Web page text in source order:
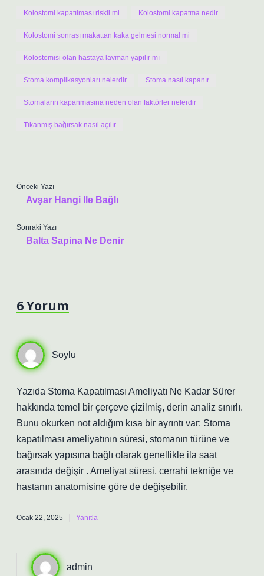
Kolostomi kapatılması riskli mi Kolostomi kapatma nedir
Kolostomi sonrası makattan kaka gelmesi normal mi
Kolostomisi olan hastaya lavman yapılır mı
Stoma komplikasyonları nelerdir Stoma nasıl kapanır
Stomaların kapanmasına neden olan faktörler nelerdir
Tıkanmış bağırsak nasıl açılır
Önceki Yazı
Avşar Hangi Ile Bağlı
Sonraki Yazı
Balta Sapina Ne Denir
6 Yorum
Soylu
Yazıda Stoma Kapatılması Ameliyatı Ne Kadar Sürer
hakkında temel bir çerçeve çizilmiş, derin analiz sınırlı.
Bunu okurken not aldığım kısa bir ayrıntı var: Stoma
kapatılması ameliyatının süresi, stomanın türüne ve
bağırsak yapısına bağlı olarak genellikle ila saat
arasında değişir . Ameliyat süresi, cerrahi tekniğe ve
hastanın anatomisine göre de değişebilir.
Ocak 22, 2025 Yanıtla
admin